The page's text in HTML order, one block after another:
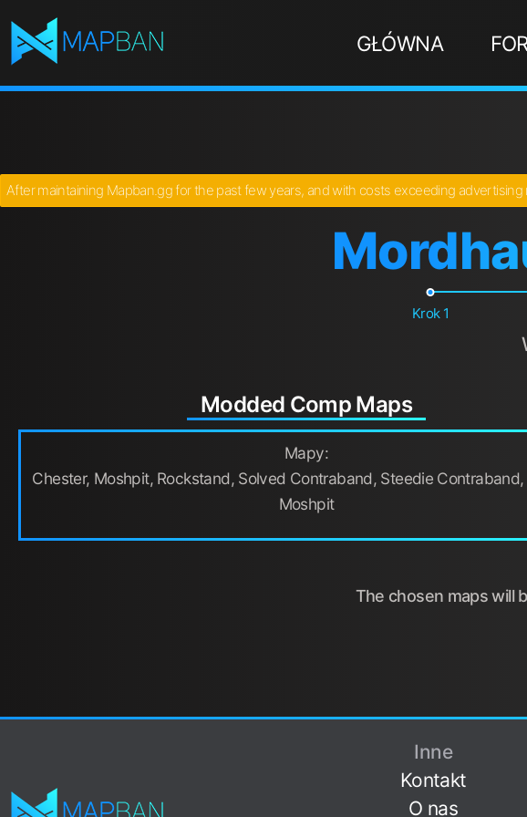
GŁÓWNA
After maintaining Mapban.gg for the past few years, and with costs exceeding
Krok 1
Modded Comp Maps
Mapy:
Chester, Moshpit, Rockstand, Solved Contraband, Steedie
Moshpit
The chosen maps will
Inne
Kontakt
O nas